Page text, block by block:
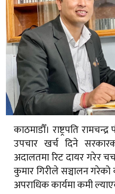
काठमाडौँ। राष्ट्रपति
उपचार खर्च दिने
अदालतमा रिट दायर गरेर
कुमार गिरीले सञ्चालन
अपराधिक कार्यमा कमी